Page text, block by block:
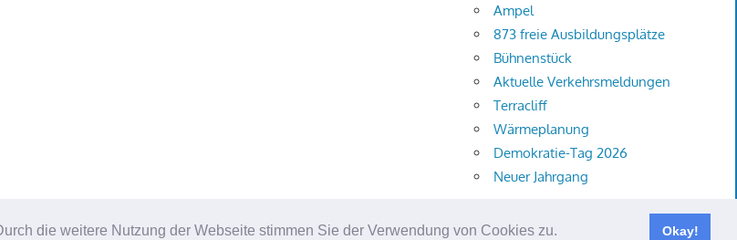
die weitere Nutzung der Webseite stimmen Sie der Verwendung von Cookies zu. Okay!
Ampel
873 freie Ausbildungsplätze
Bühnenstück
Aktuelle Verkehrsmeldungen
Terracliff
Wärmeplanung
Demokratie-Tag 2026
Neuer Jahrgang